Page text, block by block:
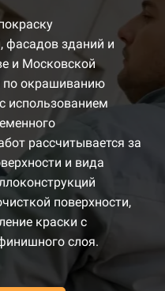
фасадов зданий и
и Московской
по окрашиванию
использованием
рассчитывается за
и вида
поверхности,
краски с
слоя.